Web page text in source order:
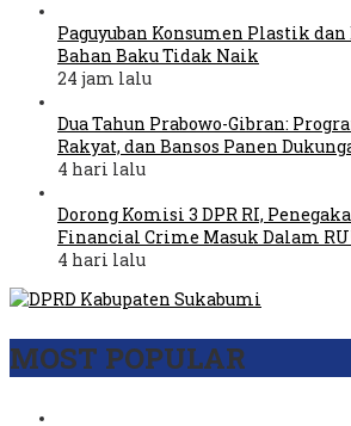
Paguyuban Konsumen Plastik
Bahan Baku Tidak Naik
24 jam lalu
Dua Tahun Prabowo-Gibran:
Rakyat, dan Bansos Panen
4 hari lalu
Dorong Komisi 3 DPR RI,
Financial Crime Masuk Dalam
4 hari lalu
MOST POPULAR